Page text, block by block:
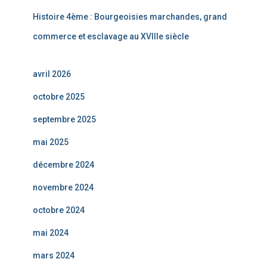
Histoire 4ème : Bourgeoisies marchandes, grand
commerce et esclavage au XVIIIe siècle
avril 2026
octobre 2025
septembre 2025
mai 2025
décembre 2024
novembre 2024
octobre 2024
mai 2024
mars 2024